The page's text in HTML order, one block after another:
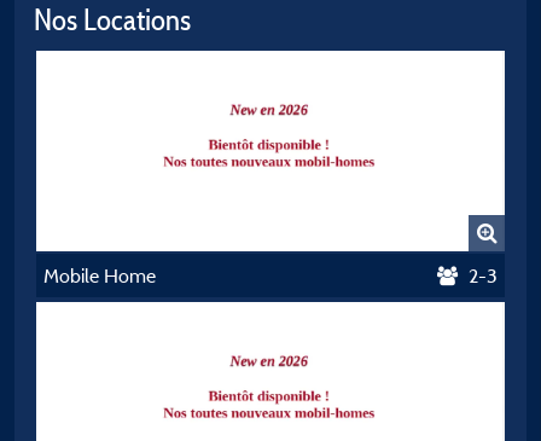
Nos Locations
Mobile Home 2-3